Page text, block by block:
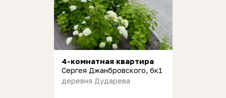
4-комнатная квартира
Сергея Джанбровского, 6к1
деревня Дударева